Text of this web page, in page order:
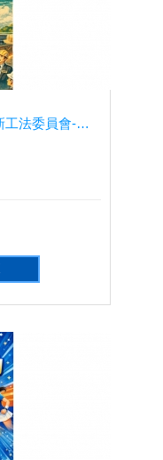
115.03.31隔減震新工法委員會-台灣松澤總部(日本Oiles隔震器)參訪導覽